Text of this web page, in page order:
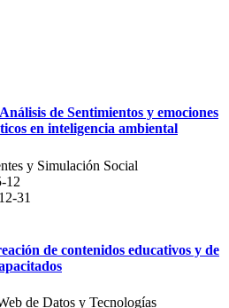
de Sentimientos y emociones
en inteligencia ambiental
y Simulación Social
12
31
de contenidos educativos y de
de Datos y Tecnologías